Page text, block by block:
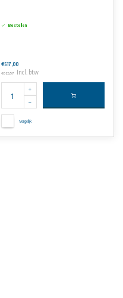
Bestellen
€517,00
€625,57 Incl. btw
Vergelijk